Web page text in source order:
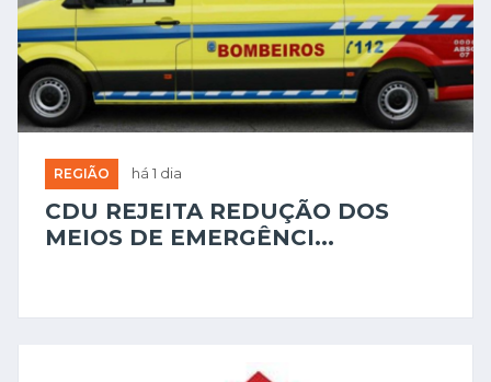
REGIÃO há 1 dia
CDU REJEITA REDUÇÃO DOS
MEIOS DE EMERGÊNCI...